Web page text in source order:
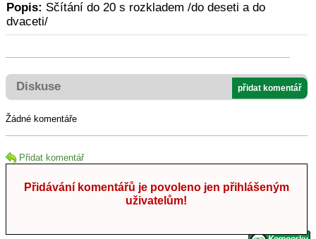
Popis: Sčítání do 20 s rozkladem /do deseti a do
dvaceti/
Diskuse přidat komentář
Žádné komentáře
Přidat komentář
Přidávání komentářů je povoleno jen přihlášeným
uživatelům!